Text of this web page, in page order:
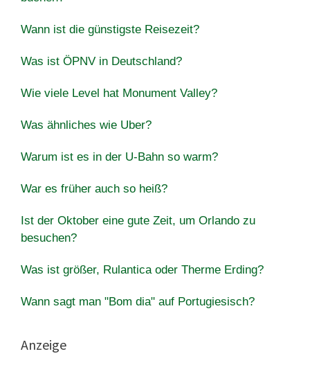
Wann ist die günstigste Reisezeit?
Was ist ÖPNV in Deutschland?
Wie viele Level hat Monument Valley?
Was ähnliches wie Uber?
Warum ist es in der U-Bahn so warm?
War es früher auch so heiß?
Ist der Oktober eine gute Zeit, um Orlando zu
besuchen?
Was ist größer, Rulantica oder Therme Erding?
Wann sagt man "Bom dia" auf Portugiesisch?
Anzeige